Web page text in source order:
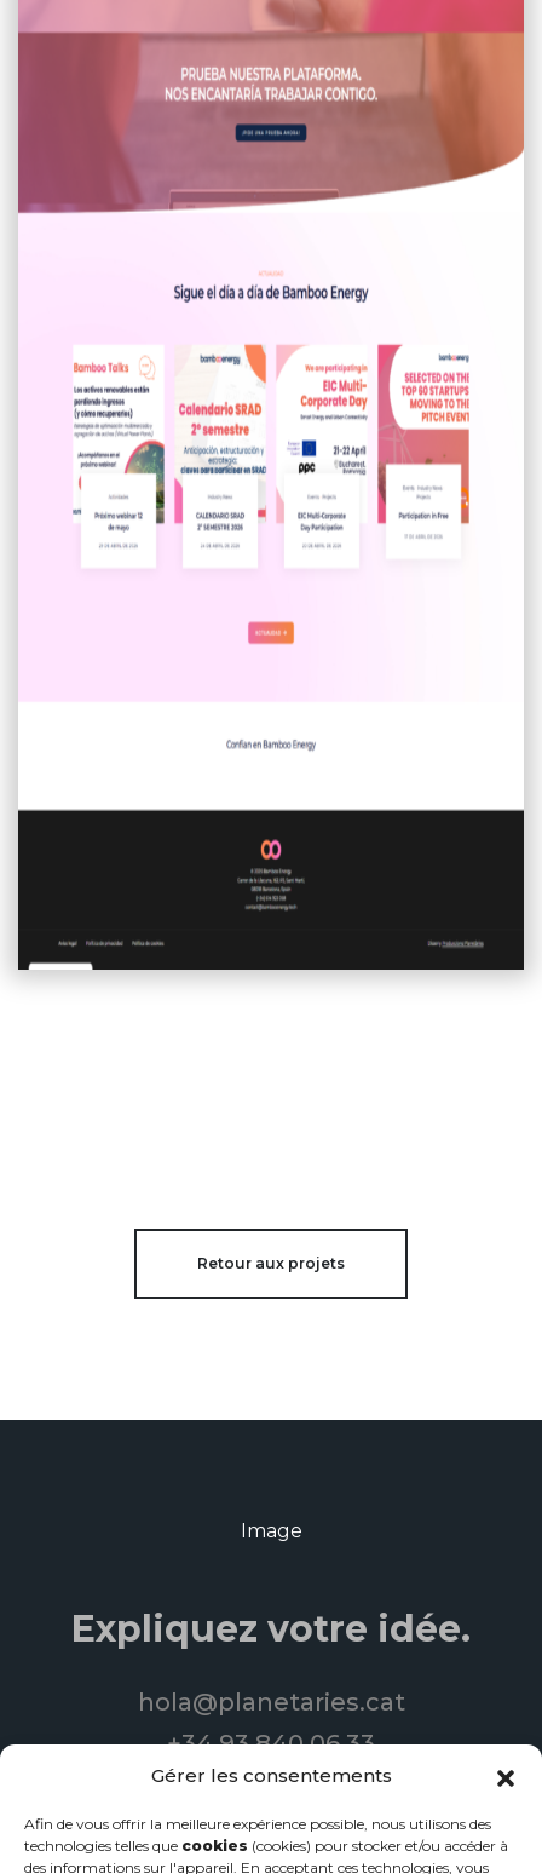
Gérer les consentements
Afin de vous offrir la meilleure expérience possible, nous utilisons des
technologies telles que cookies (cookies) pour stocker et/ou accéder à
des informations sur l'appareil. En acceptant ces technologies, vous
Retour aux projets
Expliquez votre idée.
hola@planetaries.cat
+34 93 840 06 33
© 2022 Planetary Productions | Tous droits réservés